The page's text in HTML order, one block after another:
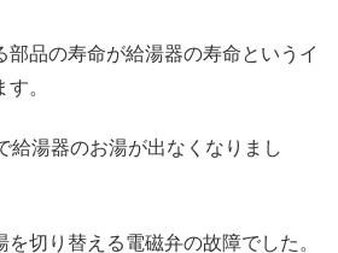
部品の寿命が給湯器の寿命というイ
。
給湯器のお湯が出なくなりまし
切り替える電磁弁の故障でした。